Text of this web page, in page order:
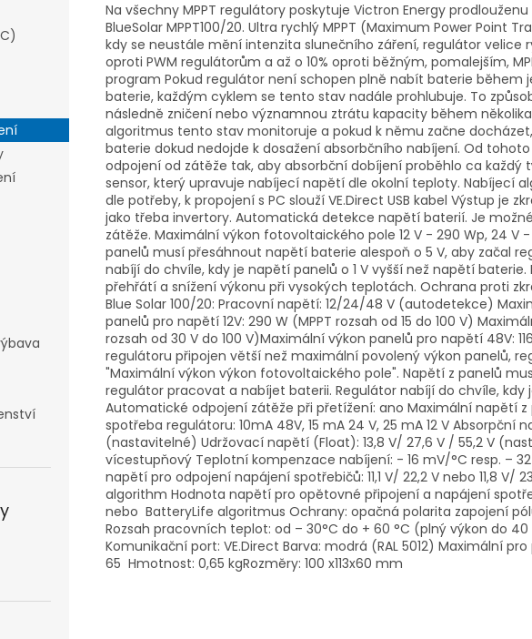
Na všechny MPPT regulátory poskytuje Victron Energy
BlueSolar MPPT100/20. Ultra rychlý MPPT (Maximum Power Point
kdy se neustále mění intenzita slunečního záření, regulátor velice
oproti PWM regulátorům a až o 10% oproti běžným, pomalejším,
program Pokud regulátor není schopen plně nabít baterie během
baterie, každým cyklem se tento stav nadále prohlubuje. To
následně zničení nebo významnou ztrátu kapacity během
algoritmus tento stav monitoruje a pokud k němu začne
baterie dokud nedojde k dosažení absorbčního nabíjení. Od
odpojení od zátěže tak, aby absorbční dobíjení proběhlo ca
sensor, který upravuje nabíjecí napětí dle okolní teploty. Nabíjecí
dle potřeby, k propojení s PC slouží VE.Direct USB kabel Výstup je
jako třeba invertory. Automatická detekce napětí baterií. Je
zátěže. Maximální výkon fotovoltaického pole 12 V - 290 Wp, 24 V
panelů musí přesáhnout napětí baterie alespoň o 5 V, aby začal
nabíjí do chvíle, kdy je napětí panelů o 1 V vyšší než napětí
přehřátí a snížení výkonu při vysokých teplotách. Ochrana proti
Blue Solar 100/20: Pracovní napětí: 12/24/48 V (autodetekce)
panelů pro napětí 12V: 290 W (MPPT rozsah od 15 do 100 V)
rozsah od 30 V do 100 V)Maximální výkon panelů pro napětí 48V:
regulátoru připojen větší než maximální povolený výkon panelů,
"Maximální výkon výkon fotovoltaického pole". Napětí z panelů
regulátor pracovat a nabíjet baterii. Regulátor nabíjí do chvíle, kdy
Automatické odpojení zátěže při přetížení: ano Maximální napětí z
spotřeba regulátoru: 10mA 48V, 15 mA 24 V, 25 mA 12 V Absorpční
(nastavitelné) Udržovací napětí (Float): 13,8 V/ 27,6 V / 55,2 V
vícestupňový Teplotní kompenzace nabíjení: - 16 mV/°C resp. –
napětí pro odpojení napájení spotřebičů: 11,1 V/ 22,2 V nebo 11,8 V/
algorithm Hodnota napětí pro opětovné připojení a napájení
nebo BatteryLife algoritmus Ochrany: opačná polarita zapojení
Rozsah pracovních teplot: od – 30°C do + 60 °C (plný výkon do
Komunikační port: VE.Direct Barva: modrá (RAL 5012) Maximální
65 Hmotnost: 0,65 kgRozměry: 100 x113x60 mm